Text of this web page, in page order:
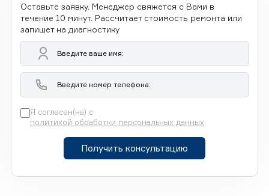
Оставьте заявку. Менеджер свяжется с Вами в
течение 10 минут. Рассчитает стоимость ремонта или
запишет на диагностику
Я согласен(на) с
политикой обработки персональных данных
Получить консультацию